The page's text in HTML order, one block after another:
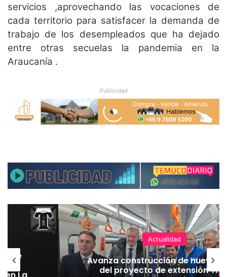
servicios ,aprovechando las vocaciones de
cada territorio para satisfacer la demanda de
trabajo de los desempleados que ha dejado
entre otras secuelas la pandemia en la
Araucanía .
Publicidad
Actualidad
Avanza construcción de nuevas
del proyecto de extensión